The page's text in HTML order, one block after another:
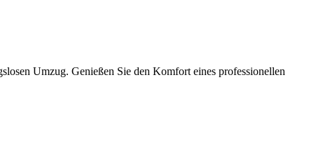
Umzug. Genießen Sie den Komfort eines professionellen